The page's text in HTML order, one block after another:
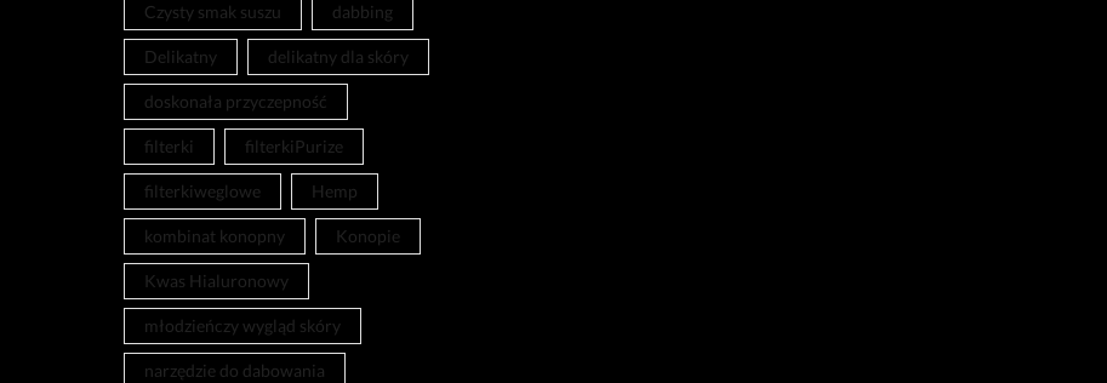
Czysty smak suszu dabbing
Delikatny delikatny dla skóry
doskonała przyczepność
filterki filterkiPurize
filterkiweglowe Hemp
kombinat konopny Konopie
Kwas Hialuronowy
młodzieńczy wygląd skóry
narzędzie do dabowania